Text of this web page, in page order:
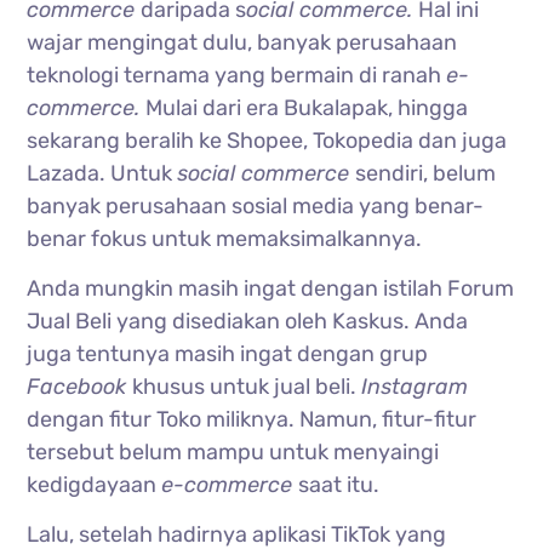
commerce daripada social commerce. Hal ini
wajar mengingat dulu, banyak perusahaan
teknologi ternama yang bermain di ranah e-
commerce. Mulai dari era Bukalapak, hingga
sekarang beralih ke Shopee, Tokopedia dan juga
Lazada. Untuksocial commerce sendiri, belum
banyak perusahaan sosial media yang benar-
benar fokus untuk memaksimalkannya.
Anda mungkin masih ingat dengan istilah Forum
Jual Beli yang disediakan oleh Kaskus. Anda
juga tentunya masih ingat dengan grup
Facebook khusus untuk jual beli.Instagram
dengan fitur Toko miliknya. Namun, fitur-fitur
tersebut belum mampu untuk menyaingi
kedigdayaan e-commerce saat itu.
Lalu, setelah hadirnya aplikasi TikTok yang